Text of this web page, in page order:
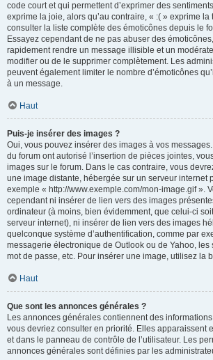
code court et qui permettent d’exprimer des
exprime la joie, alors qu’au contraire, « :( » exprime la
consulter la liste complète des émoticônes depuis le
Essayez cependant de ne pas abuser des
rapidement rendre un message illisible et un
modifier ou de le supprimer complètement. Les
peuvent également limiter le nombre d’émoticônes
à un message.
Haut
Puis-je insérer des images ?
Oui, vous pouvez insérer des images à vos
du forum ont autorisé l’insertion de pièces jointes,
images sur le forum. Dans le cas contraire, vous
une image distante, hébergée sur un serveur internet
exemple « http://www.exemple.com/mon-image.gif ».
cependant ni insérer de lien vers des images
ordinateur (à moins, bien évidemment, que celui-ci
serveur internet), ni insérer de lien vers des images
quelconque système d’authentification, comme par
messagerie électronique de Outlook ou de Yahoo, les
mot de passe, etc. Pour insérer une image, utilisez la
Haut
Que sont les annonces générales ?
Les annonces générales contiennent des
vous devriez consulter en priorité. Elles apparaissent
et dans le panneau de contrôle de l’utilisateur. Les
annonces générales sont définies par les